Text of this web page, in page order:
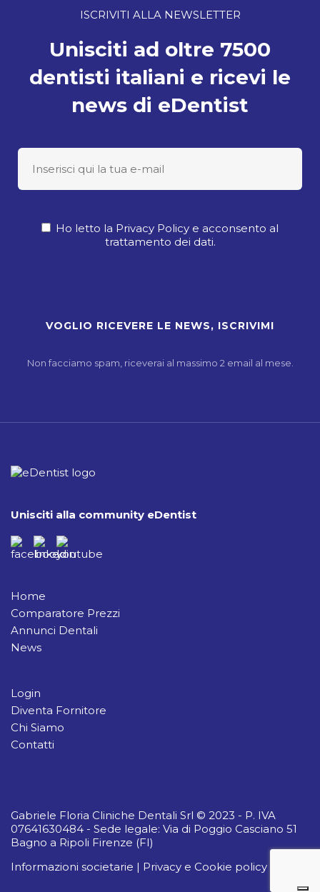
ISCRIVITI ALLA NEWSLETTER
Unisciti ad oltre 7500
dentisti italiani e ricevi le
news di eDentist
Ho letto la Privacy Policy e acconsento al
trattamento dei dati.
Non facciamo spam, riceverai al massimo 2 email al mese.
Unisciti alla community eDentist
Home
Comparatore Prezzi
Annunci Dentali
News
Login
Diventa Fornitore
Chi Siamo
Contatti
Gabriele Floria Cliniche Dentali Srl © 2023 - P. IVA
07641630484 - Sede legale: Via di Poggio Casciano 51
Bagno a Ripoli Firenze (FI)
Informazioni societarie | Privacy e Cookie policy